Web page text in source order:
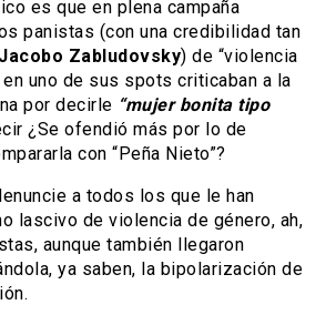
es que en plena campaña
panistas (con una credibilidad tan
Jacobo Zabludovsky) de “violencia
uno de sus spots criticaban a la
por decirle “mujer bonita tipo
¿Se ofendió más por lo de
con “Peña Nieto”?
a todos los que le han
lascivo de violencia de género, ah,
aunque también llegaron
ya saben, la bipolarización de